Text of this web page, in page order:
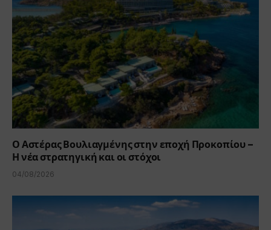
Ο Αστέρας Βουλιαγμένης στην εποχή Προκοπίου –
Η νέα στρατηγική και οι στόχοι
04/08/2026